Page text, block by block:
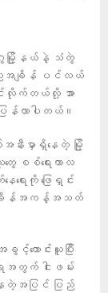
ဂွမြို့နယ်နဲ့ သံတွဲ
အချိန် ပင်လယ်
လိုက်တယ်လို့ အာ
န်လာပါတယ်။
းမှာရှိနေတဲ့ မြို့
ေ စစ်ရေးကာလ
ေးကို ​ဖြေရှင်း
ျိန်အကန့်အသတ်
ကောင်းယူပြီး
တွက် ငါးဖမ်း
ေတဲ့အပြင် ပြည်